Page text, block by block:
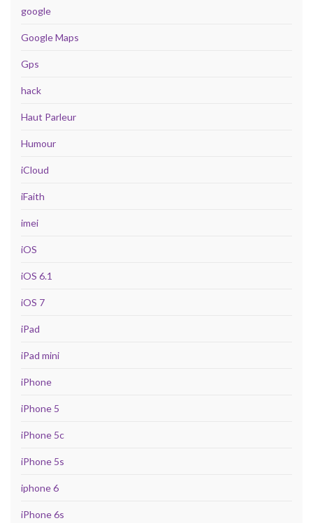
google
Google Maps
Gps
hack
Haut Parleur
Humour
iCloud
iFaith
imei
iOS
iOS 6.1
iOS 7
iPad
iPad mini
iPhone
iPhone 5
iPhone 5c
iPhone 5s
iphone 6
iPhone 6s